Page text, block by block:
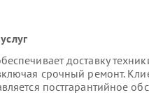
доставку
срочный ремонт.
постгарантийное